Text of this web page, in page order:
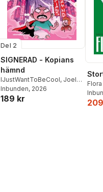
Del 2
SIGNERAD - Kopians
hämnd
IJustWantToBeCool, Joel
Adolphson,Emil Ejdemo
Beer ,Victor Beer
Inbunden, 2026
189 kr